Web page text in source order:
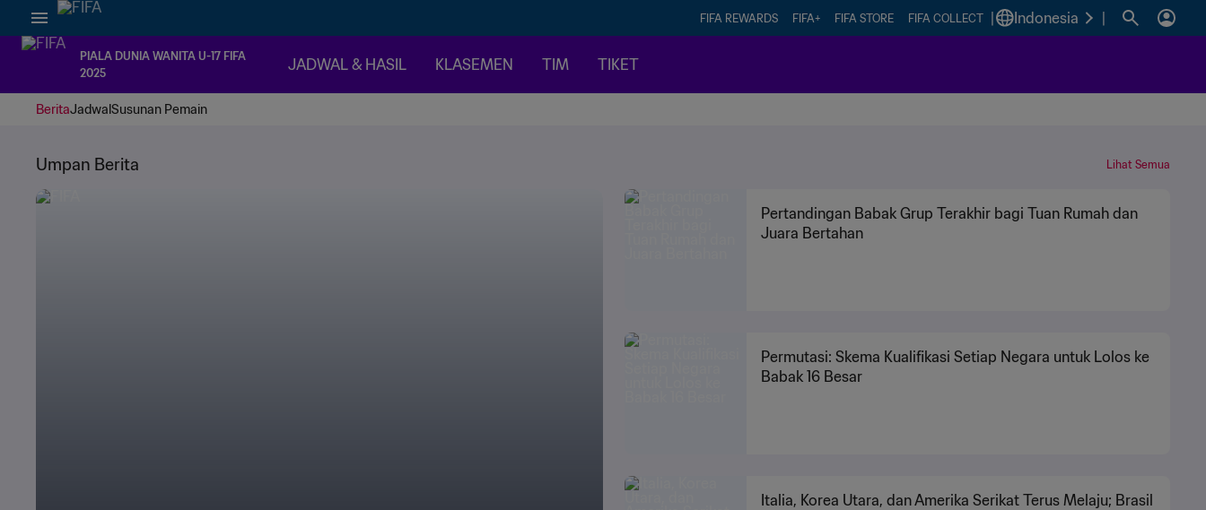
FIFA REWARDS FIFA+ FIFA STORE FIFA COLLECT Indonesia
PIALA DUNIA WANITA U-17 FIFA
2025
JADWAL & HASIL KLASEMEN TIM TIKET
BeritaJadwalSusunan Pemain
Umpan Berita Lihat Semua
Pertandingan Babak Grup Terakhir bagi Tuan Rumah dan
Juara Bertahan
Permutasi: Skema Kualifikasi Setiap Negara untuk Lolos ke
Babak 16 Besar
Italia, Korea Utara, dan Amerika Serikat Terus Melaju; Brasil